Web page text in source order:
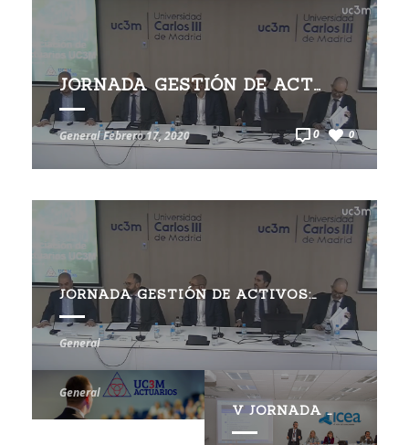
JORNADA GESTIÓN DE ACTIVOS: GESTIÓN ACTIVA VERSUS GESTIÓN PASIVA
GeneralFebrero 17, 2020 0 0
JORNADA GESTIÓN DE ACTIVOS: GESTIÓN ACTIVA VERSUS GESTIÓN PASIVA
General I JORNADA DE LA ASOCIACIÓN DE ACTUARIOS UC3M: “ANALYTICS Y EL NUEVO PARADIGMA DE LA PROFESIÓN ACTUARIAL”
General
V JORNADA DE INVESTIGACIÓN ACTUARIAL Y FINANCIERA – ICEA